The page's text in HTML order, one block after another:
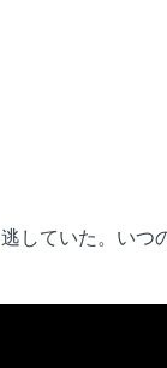
していた。い